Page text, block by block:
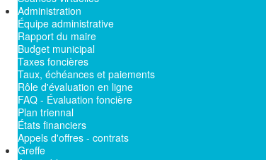
Administration
Équipe administrative
Rapport du maire
Budget municipal
Taxes foncières
Taux, échéances et paiements
Rôle d'évaluation en ligne
FAQ - Évaluation foncière
Plan triennal
États financiers
Appels d'offres - contrats
Greffe